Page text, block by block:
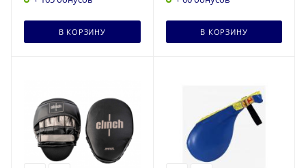
В КОРЗИНУ В КОРЗИНУ